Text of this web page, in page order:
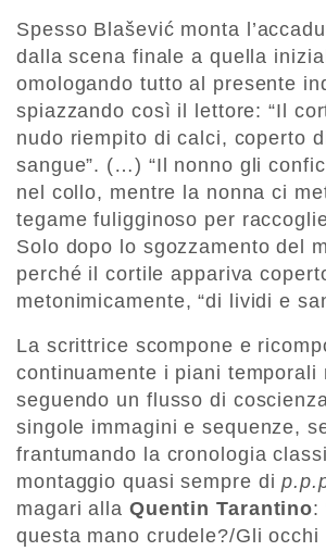
Spesso Blašević monta
dalla scena finale a quella
omologando tutto al presente
spiazzando così il lettore: “Il
nudo riempito di calci, coperto
sangue”. (…) “Il nonno gli
nel collo, mentre la nonna ci
tegame fuligginoso per
Solo dopo lo sgozzamento del
perché il cortile appariva
metonimicamente, “di lividi e
La scrittrice scompone e
continuamente i piani temporali
seguendo un flusso di
singole immagini e sequenze,
frantumando la cronologia
montaggio quasi sempre di
magari alla Quentin Tarantino:
questa mano crudele?/Gli occhi